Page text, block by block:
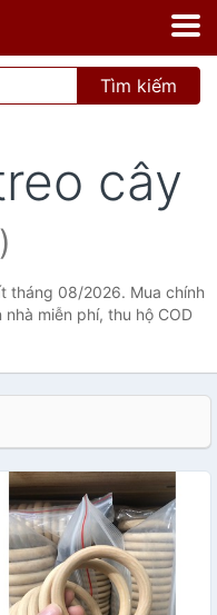
Tìm kiếm
cây
tháng 08/2026. Mua chính
miễn phí, thu hộ COD